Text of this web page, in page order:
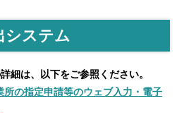
システム
細は、以下をご参照ください。
所の指定申請等のウェブ⼊⼒・電⼦